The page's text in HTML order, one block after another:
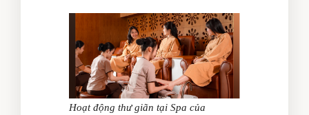
Hoạt động thư giãn tại Spa của